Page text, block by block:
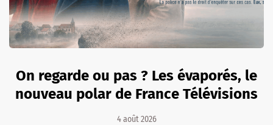
On regarde ou pas ? Les évaporés, le
nouveau polar de France Télévisions
4 août 2026